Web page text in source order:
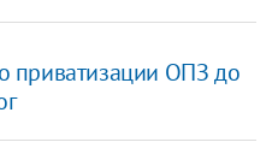
приватизации ОПЗ до